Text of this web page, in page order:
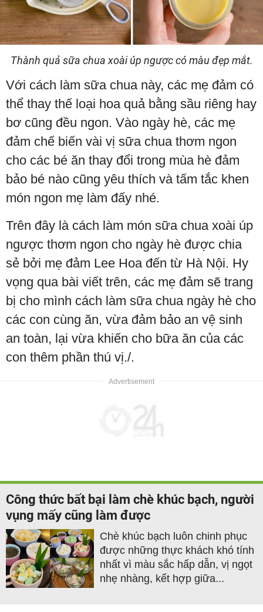
Thành quả sữa chua xoài úp ngược có màu đẹp mắt.
Với cách làm sữa chua này, các mẹ đảm có
thể thay thế loại hoa quả bằng sầu riêng hay
bơ cũng đều ngon. Vào ngày hè, các mẹ
đảm chế biến vài vị sữa chua thơm ngon
cho các bé ăn thay đổi trong mùa hè đảm
bảo bé nào cũng yêu thích và tấm tắc khen
món ngon mẹ làm đấy nhé.
Trên đây là cách làm món sữa chua xoài úp
ngược thơm ngon cho ngày hè được chia
sẻ bởi mẹ đảm Lee Hoa đến từ Hà Nội. Hy
vọng qua bài viết trên, các mẹ đảm sẽ trang
bị cho mình cách làm sữa chua ngày hè cho
các con cùng ăn, vừa đảm bảo an vệ sinh
an toàn, lại vừa khiến cho bữa ăn của các
con thêm phần thú vị./.
Công thức bất bại làm chè khúc bạch, người
vụng mấy cũng làm được
Chè khúc bạch luôn chinh phục
được những thực khách khó tính
nhất vì màu sắc hấp dẫn, vị ngọt
nhẹ nhàng, kết hợp giữa...